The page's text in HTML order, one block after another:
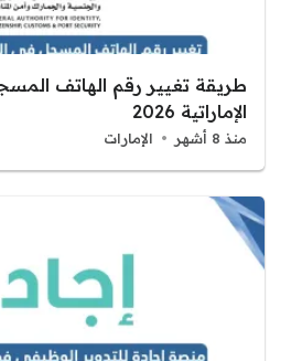
طريقة تغيير رقم الهاتف
الإماراتية 2026
منذ 8 أشهر الإمارات